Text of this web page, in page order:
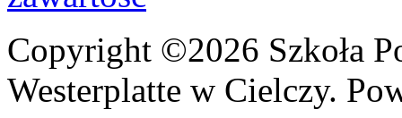
Copyright ©2026 Szkoła
Westerplatte w Cielczy.